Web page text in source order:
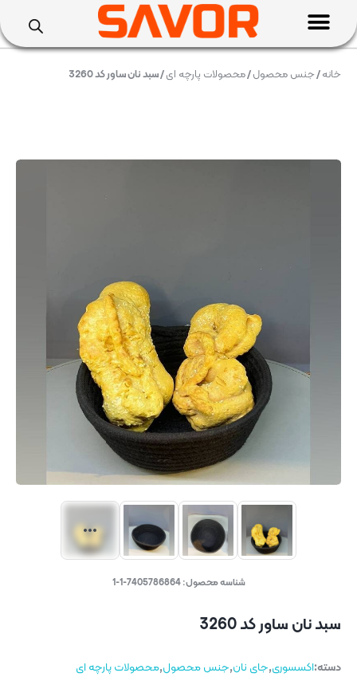
خانه/جنس محصول/محصولات پارچه ای/ سبد نان ساور کد 3260
شناسه محصول:7405786864-1-1
سبد نان ساور کد 3260
دسته:اکسسوری,جای نان,جنس محصول,محصولات پارچه ای